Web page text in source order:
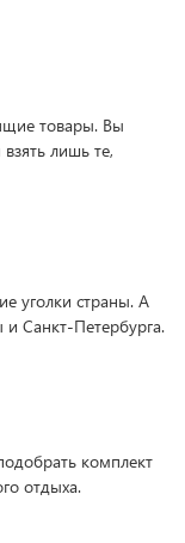
товары. Вы
лишь те,
уголки страны. А
Санкт-Петербурга.
комплект
отдыха.